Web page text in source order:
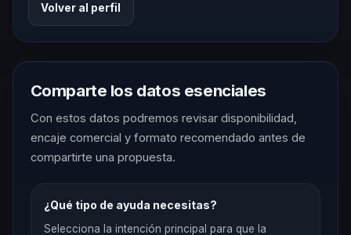
Volver al perfil
Comparte los datos esenciales
Con estos datos podremos revisar disponibilidad,
encaje comercial y formato recomendado antes de
compartirte una propuesta.
¿Qué tipo de ayuda necesitas?
Selecciona la intención principal para que la